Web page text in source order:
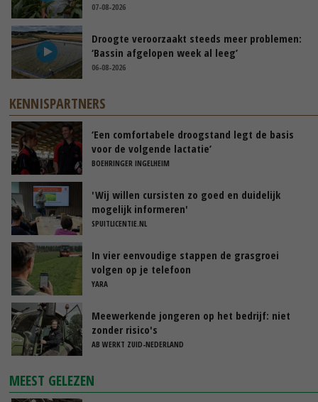
07-08-2026
Droogte veroorzaakt steeds meer problemen:
‘Bassin afgelopen week al leeg’
06-08-2026
KENNISPARTNERS
‘Een comfortabele droogstand legt de basis
voor de volgende lactatie’
BOEHRINGER INGELHEIM
'Wij willen cursisten zo goed en duidelijk
mogelijk informeren'
SPUITLICENTIE.NL
In vier eenvoudige stappen de grasgroei
volgen op je telefoon
YARA
Meewerkende jongeren op het bedrijf: niet
zonder risico's
AB WERKT ZUID-NEDERLAND
MEEST GELEZEN